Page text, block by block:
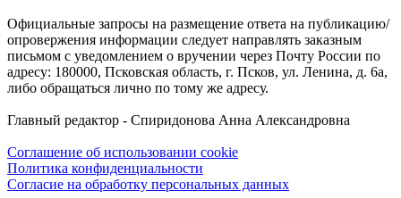
Официальные запросы на размещение ответа на публикацию/
опровержения информации следует направлять заказным
письмом с уведомлением о вручении через Почту России по
адресу: 180000, Псковская область, г. Псков, ул. Ленина, д. 6а,
либо обращаться лично по тому же адресу.
Главный редактор - Спиридонова Анна Александровна
Соглашение об использовании cookie
Политика конфиденциальности
Согласие на обработку персональных данных